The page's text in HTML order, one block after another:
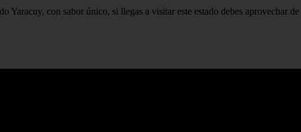
Yaracuy, con sabor único, si llegas a visitar este estado debes aprovechar